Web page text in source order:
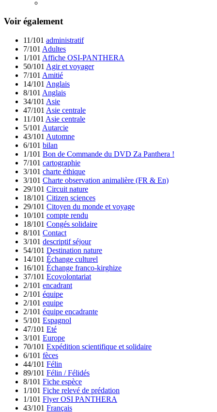
Voir également
11/101 administratif
7/101 Adultes
1/101 Affiche OSI-PANTHERA
50/101 Agir et voyager
7/101 Amitié
14/101 Anglais
8/101 Anglais
34/101 Asie
47/101 Asie centrale
11/101 Asie centrale
5/101 Autarcie
43/101 Automne
6/101 bilan
1/101 Bon de Commande du DVD Za Panthera !
7/101 cartographie
3/101 charte éthique
3/101 Charte observation animalière (FR & En)
29/101 Circuit nature
18/101 Citizen sciences
29/101 Citoyen du monde et voyage
10/101 compte rendu
18/101 Congés solidaire
8/101 Contact
3/101 descriptif séjour
54/101 Destination nature
14/101 Échange culturel
16/101 Échange franco-kirghize
37/101 Ecovolontariat
2/101 encadrant
2/101 équipe
2/101 equipe
2/101 équipe encadrante
5/101 Espagnol
47/101 Eté
3/101 Europe
70/101 Expédition scientifique et solidaire
6/101 fèces
44/101 Félin
89/101 Félin / Félidés
8/101 Fiche espèce
1/101 Fiche relevé de prédation
1/101 Flyer OSI PANTHERA
43/101 Français